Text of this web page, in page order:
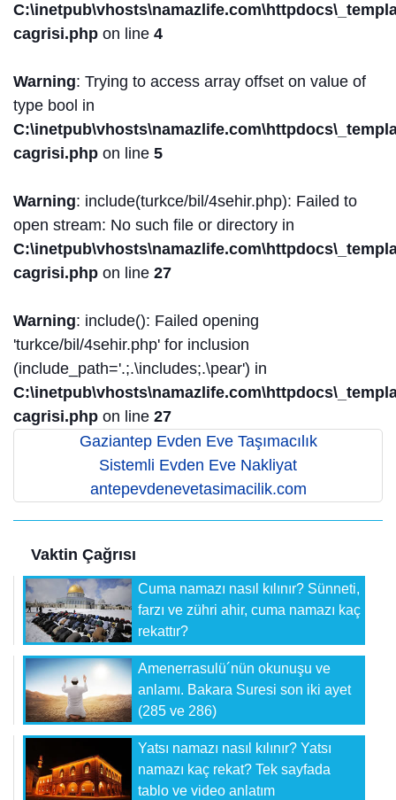
cagrisi.php on line 4
Warning: Trying to access array offset on value of
type bool in
cagrisi.php on line 5
Warning: include(turkce/bil/4sehir.php): Failed to
open stream: No such file or directory in
cagrisi.php on line 27
Warning: include(): Failed opening
'turkce/bil/4sehir.php' for inclusion
(include_path='.;.\includes;.\pear') in
cagrisi.php on line 27
Gaziantep Evden Eve Taşımacılık
Sistemli Evden Eve Nakliyat
antepevdenevetasimacilik.com
Vaktin Çağrısı
Cuma namazı nasıl kılınır? Sünneti,
farzı ve zühri ahir, cuma namazı kaç
rekattır?
Amenerrasulü´nün okunuşu ve
anlamı. Bakara Suresi son iki ayet
(285 ve 286)
Yatsı namazı nasıl kılınır? Yatsı
namazı kaç rekat? Tek sayfada
tablo ve video anlatım